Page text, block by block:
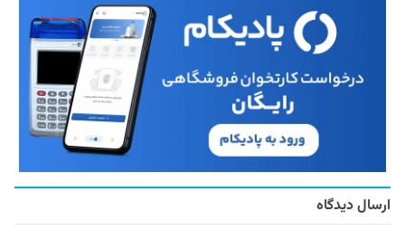
ارسال دیدگاه